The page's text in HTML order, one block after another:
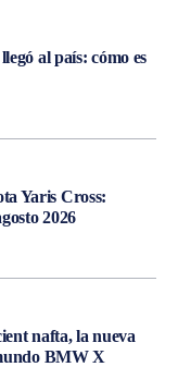
al país: cómo es
Yaris Cross:
2026
nafta, la nueva
BMW X